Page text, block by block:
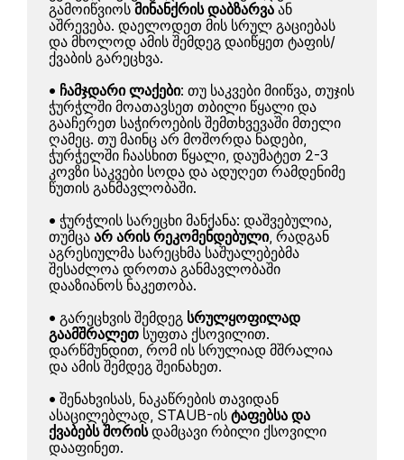
გამოიწვიოსმინანქრის დაბზარვაან
აშრევება. დაელოდეთ მის სრულ გაციებას
და მხოლოდ ამის შემდეგ დაიწყეთ ტაფის/
ქვაბის გარეცხვა.
• ჩამჯდარი ლაქები: თუ საკვები მიიწვა, თუჯის
ჭურჭლში მოათავსეთ თბილი წყალი და
გააჩერეთ საჭიროების შემთხვევაში მთელი
ღამეც. თუ მაინც არ მოშორდა ნადები,
ჭურჭელში ჩაასხით წყალი, დაუმატეთ 2-3
კოვზი საკვები სოდა და ადუღეთ რამდენიმე
წუთის განმავლობაში.
• ჭურჭლის სარეცხი მანქანა: დაშვებულია,
თუმცაარ არის რეკომენდებული, რადგან
აგრესიულმა სარეცხმა საშუალებებმა
შესაძლოა დროთა განმავლობაში
დააზიანოს ნაკეთობა.
• გარეცხვის შემდეგ სრულყოფილად
გაამშრალეთ სუფთა ქსოვილით.
დარწმუნდით, რომ ის სრულიად მშრალია
და ამის შემდეგ შეინახეთ.
• შენახვისას, ნაკაწრების თავიდან
ასაცილებლად, STAUB-ისტაფებსა და
ქვაბებს შორისდამცავი რბილი ქსოვილი
დააფინეთ.